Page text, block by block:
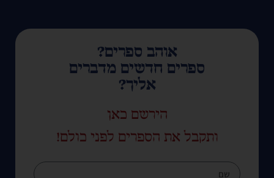
אוהב ספרים?
ספרים חדשים מדברים
אליך?
הירשם כאן
ותקבל את הספרים לפני כולם!